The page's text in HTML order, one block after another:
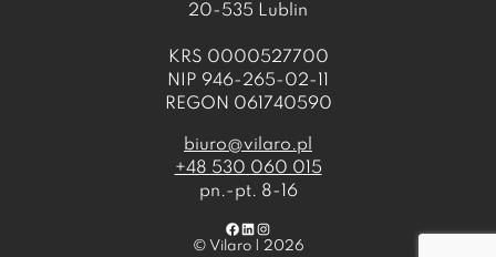
20-535 Lublin
KRS 0000527700
NIP 946-265-02-11
REGON 061740590
biuro@vilaro.pl
+48 530 060 015
pn.-pt. 8-16
Facebook LinkedIn Instagram
© Vilaro | 2026